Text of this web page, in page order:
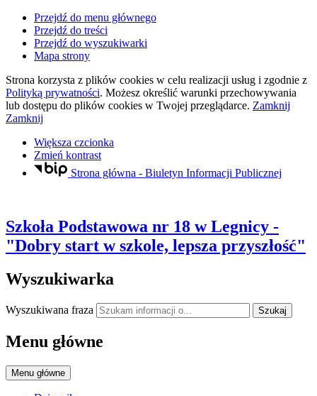
Przejdź do menu głównego
Przejdź do treści
Przejdź do wyszukiwarki
Mapa strony
Strona korzysta z plików cookies w celu realizacji usług i zgodnie z
Polityką prywatności. Możesz określić warunki przechowywania
lub dostępu do plików cookies w Twojej przeglądarce. Zamknij
Zamknij
Większa czcionka
Zmień kontrast
Strona główna - Biuletyn Informacji Publicznej
Szkoła Podstawowa nr 18 w Legnicy -
"Dobry start w szkole, lepsza przyszłość"
Wyszukiwarka
Wyszukiwana fraza Szukaj
Menu główne
Menu główne